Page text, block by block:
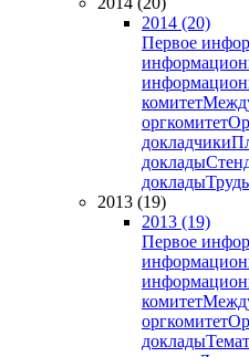
2014 (20)
Первое
комитет
оргкомитет
докладчики
доклады
доклады
2013 (19)
2013 (19)
Первое
комитет
оргкомитет
доклады